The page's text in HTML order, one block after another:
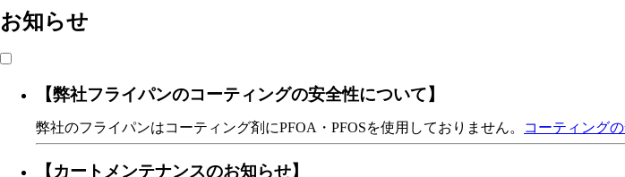
お知らせ
【弊社フライパンのコーティングの安全性について】
弊社のフライパンはコーティング剤にPFOA・PFOSを使用しておりません。 コーティング
【カートメンテナンスのお知らせ】